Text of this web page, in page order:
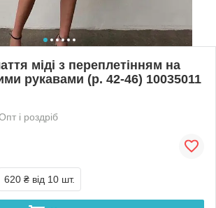
міді з переплетінням на
рукавами (р. 42-46) 10035011
і роздріб
620 ₴ від 10 шт.